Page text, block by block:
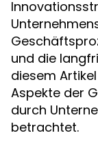
und die
diesem
Aspekte der
durch
betrachtet.